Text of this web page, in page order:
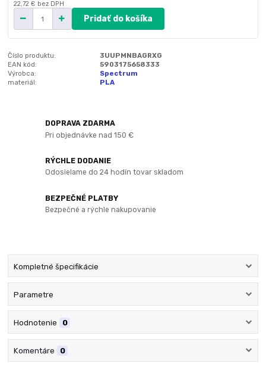
22,72 € bez DPH
Pridať do košíka
Číslo produktu:
3UUPMNBAGRXG
EAN kód:
5903175658333
Výrobca:
Spectrum
materiál:
PLA
DOPRAVA ZDARMA
Pri objednávke nad 150 €
RÝCHLE DODANIE
Odosielame do 24 hodín tovar skladom
BEZPEČNÉ PLATBY
Bezpečné a rýchle nakupovanie
Kompletné špecifikácie
Parametre
Hodnotenie 0
Komentáre 0